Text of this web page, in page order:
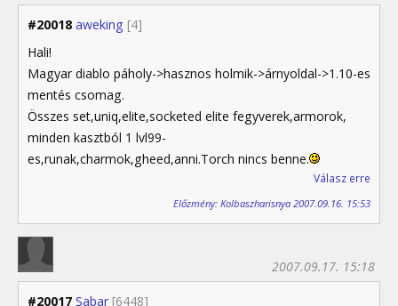
#20018 aweking [4]
Hali!
Magyar diablo páholy->hasznos holmik->árnyoldal->1.10-es
mentés csomag.
Összes set,uniq,elite,socketed elite fegyverek,armorok,
minden kasztból 1 lvl99-
es,runak,charmok,gheed,anni.Torch nincs benne.
Válasz erre
Előzmény: Kolbaszharisnya 2007.09.16. 15:53
#20017 Sabar [6448]
2007.09.17. 15:18